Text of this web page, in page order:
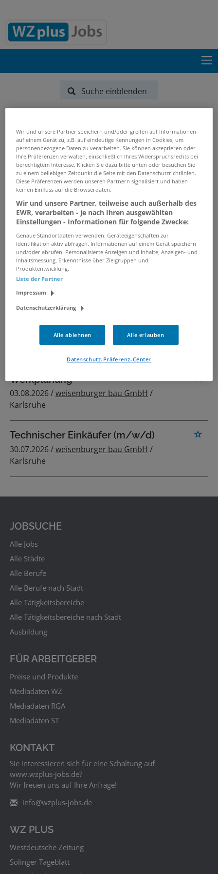
Suche einblenden
Jobs von weisenburger-bau-gmbh
PASSENDE JOBS PER E-MAIL
GRENZEN SIE IHRE SUCHE EIN
Oberbauleiter (m/w/d)
Wohnungsbau / Hochbau
04.08.2026 /weisenburger bau GmbH
Frankfurt am Main, Karlsruhe
Recruiter (m/w/d) Talent
Aquisition
04.08.2026 /weisenburger bau GmbH/
Werkplanung
03.08.2026 /weisenburger bau GmbH /
Karlsruhe
Technischer Einkäufer (m/w/d)
30.07.2026 /weisenburger bau GmbH /
Karlsruhe
JOBSUCHE
Alle Jobs
Alle Städte
Alle Berufe
Alle Berufe nach Stadt
Alle Tätigkeitsbereiche
Alle Tätigkeitsbereiche nach Stadt
Ausbildung
FÜR ARBEITGEBER
Preise und Produkte
Mediadaten WZ
Mediadaten RGA
Mediadaten ST
KONTAKT
Sie interessieren sich für eine Schaltung auf
www.wzplus‑jobs.de?
Wir freuen uns auf Ihre Anfrage!
info@wzplus-jobs.de
WZ PLUS
Westdeutsche Zeitung
Solinger Tageblatt
Wir und unsere Partner speichern und/oder greifen auf Informationen
auf einem Gerät zu, z.B. auf eindeutige Kennungen in Cookies, um
personenbezogene Daten zu verarbeiten. Sie können akzeptieren oder
Ihre Präferenzen verwalten, einschließlich Ihres Widerspruchsrechts bei
berechtigtem Interesse. Klicken Sie dazu bitte unten oder besuchen Sie
zu einem beliebigen Zeitpunkt die Seite mit den Datenschutzrichtlinien.
Diese Präferenzen werden unseren Partnern signalisiert und haben
keinen Einfluss auf die Browserdaten.
Wir und unsere Partner, teilweise auch außerhalb des
EWR, verarbeiten - je nach Ihren ausgewählten
Einstellungen - Informationen für folgende Zwecke:
Genaue Standortdaten verwenden. Geräteeigenschaften zur
Identifikation aktiv abfragen. Informationen auf einem Gerät speichern
und/oder abrufen. Personalisierte Anzeigen und Inhalte, Anzeigen- und
Inhaltsmessung, Erkenntnisse über Zielgruppen und
Produktentwicklung.
Liste der Partner
Impressum
Datenschutzerklärung
Alle ablehnen Alle erlauben
Datenschutz-Präferenz-Center